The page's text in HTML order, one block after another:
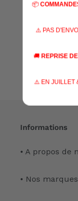
Soyez
Informations
• A propos de
• Nos marques
📦
⚠️ PAS
🚚 REPRISE
⚠️ EN JUILLET